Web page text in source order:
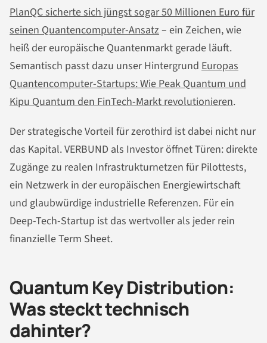
PlanQC sicherte sich jüngst sogar 50 Millionen Euro für
seinen Quantencomputer-Ansatz– ein Zeichen, wie
heiß der europäische Quantenmarkt gerade läuft.
Semantisch passt dazu unser Hintergrund Europas
Quantencomputer-Startups: Wie Peak Quantum und
Kipu Quantum den FinTech-Markt revolutionieren.
Der strategische Vorteil für zerothird ist dabei nicht nur
das Kapital. VERBUND als Investor öffnet Türen: direkte
Zugänge zu realen Infrastrukturnetzen für Pilottests,
ein Netzwerk in der europäischen Energiewirtschaft
und glaubwürdige industrielle Referenzen. Für ein
Deep-Tech-Startup ist das wertvoller als jeder rein
finanzielle Term Sheet.
Quantum Key Distribution:
Was steckt technisch
dahinter?